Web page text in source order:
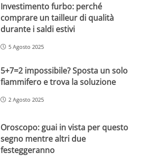
Investimento furbo: perché
comprare un tailleur di qualità
durante i saldi estivi
5 Agosto 2025
5+7=2 impossibile? Sposta un solo
fiammifero e trova la soluzione
2 Agosto 2025
Oroscopo: guai in vista per questo
segno mentre altri due
festeggeranno